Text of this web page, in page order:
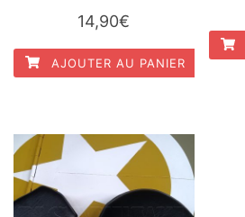
14,90€
AJOUTER AU PANIER